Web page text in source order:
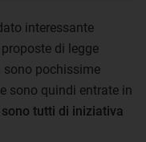
interessante
di legge
sono pochissime
sono quindi entrate in
tutti di iniziativa